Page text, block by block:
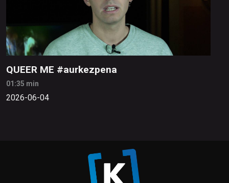
QUEER ME #aurkezpena
01:35 min
2026-06-04